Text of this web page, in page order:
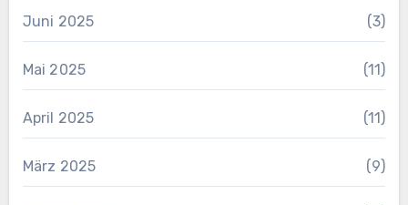
Juni 2025 (3)
Mai 2025 (11)
April 2025 (11)
März 2025 (9)